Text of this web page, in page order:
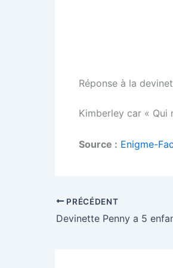
Réponse à la
Kimberley car « Qui
Source : Enigme-
PRÉCÉDENT
Devinette Penny a 5